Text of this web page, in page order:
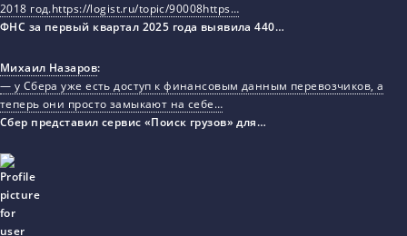
2018 год.https://logist.ru/topic/90008https…
ФНС за первый квартал 2025 года выявила 440…
Михаил Назаров:
— у Сбера уже есть доступ к финансовым данным перевозчиков, а
теперь они просто замыкают на себе…
Сбер представил сервис «Поиск грузов» для…